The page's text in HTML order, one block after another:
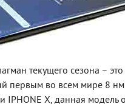
текущего сезона – это
первым во всем мире 8
IPHONE X, данная